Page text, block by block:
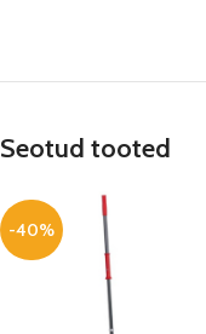
Seotud tooted
-40%